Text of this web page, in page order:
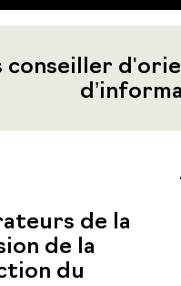
conseiller
de la
de la
du